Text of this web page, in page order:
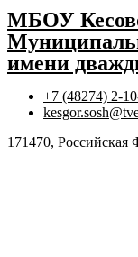
МБОУ
имени
+7 (48274) 2-
171470, Российская